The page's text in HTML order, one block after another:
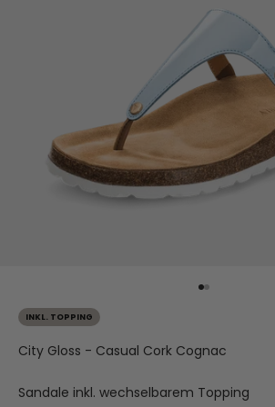
INKL. TOPPING
City Gloss - Casual Cork Cognac
Sandale inkl. wechselbarem Topping